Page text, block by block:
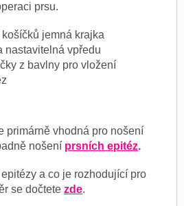
prsu.
jemná krajka
nastavitelná vpředu
z bavlny pro vložení
primárně vhodná pro nošení
nošení prsních epitéz.
a co je rozhodující pro
se dočtete zde.